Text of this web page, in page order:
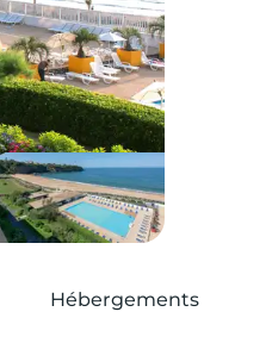
Hébergements